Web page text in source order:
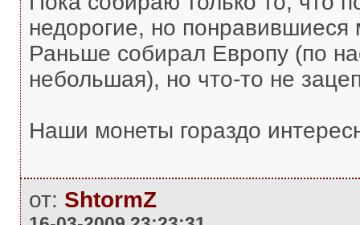
недорогие, но
Раньше собирал Европу (по
небольшая), но что-то не
Наши монеты гораздо
от: ShtormZ